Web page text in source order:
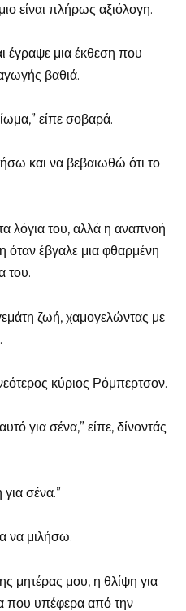
είναι πλήρως αξιόλογη.
έγραψε μια έκθεση που
βαθιά.
είπε σοβαρά.
και να βεβαιωθώ ότι το
λόγια του, αλλά η αναπνοή
όταν έβγαλε μια φθαρμένη
του.
ζωή, χαμογελώντας με
κύριος Ρόμπερτσον.
για σένα,” είπε, δίνοντάς
σένα.”
να μιλήσω.
μητέρας μου, η θλίψη για
που υπέφερα από την